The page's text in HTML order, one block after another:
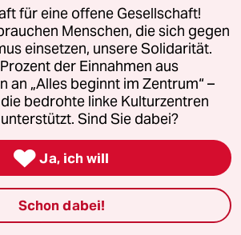
für eine offene Gesellschaft!
Menschen, die sich gegen
einsetzen, unsere Solidarität.
der Einnahmen aus
an „Alles beginnt im Zentrum“ –
bedrohte linke Kulturzentren
Sind Sie dabei?
 Ja, ich will
Schon dabei!